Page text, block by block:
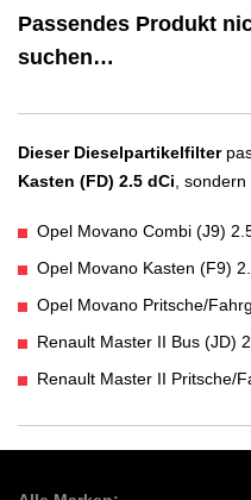
Passendes Produkt
suchen…
Dieser Dieselpartikelfilter
Kasten (FD) 2.5 dCi, sondern
Opel Movano Combi (J9)
Opel Movano Kasten (F9)
Opel Movano Pritsche/
Renault Master II Bus (JD)
Renault Master II Pritsche/